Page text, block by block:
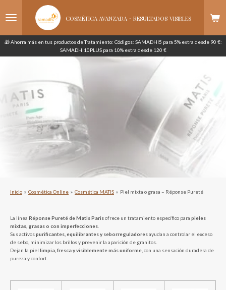
al
COSMÉTICA AVANZADA· RESULTADOS VISIBLES
🎁 Ahorra más en tus productos de Tratamiento: Códigos: SAMADHI5 para 5% extra desde 90 €:
SAMADHI10PLUS para 10% extra desde 120 €
Inicio » Cosmética Online » Cosmética MATIS » Piel mixta o grasa – Réponse Pureté
La línea Réponse Pureté de Matis Parisofrece un tratamiento específico para pieles
mixtas, grasas o con imperfecciones
Sus activospurificantes, equilibrantes y seborreguladoresayudan a controlar el exceso
de sebo, minimizar los brillos y prevenir la aparición de granitos.
Dejan la piel limpia, fresca y visiblemente más uniforme , con una sensación duradera de
pureza y confort.